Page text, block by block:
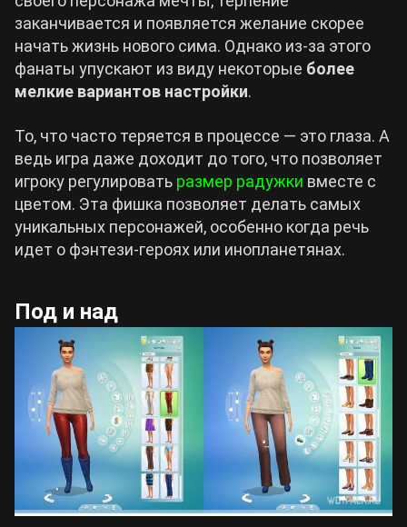
заканчивается и появляется желание скорее
начать жизнь нового сима. Однако из-за этого
фанаты упускают из виду некоторые более
мелкие вариантов настройки.
То, что часто теряется в процессе — это глаза. А
ведь игра даже доходит до того, что позволяет
игроку регулировать размер радужки вместе с
цветом. Эта фишка позволяет делать самых
уникальных персонажей, особенно когда речь
идет о фэнтези-героях или инопланетянах.
Под и над